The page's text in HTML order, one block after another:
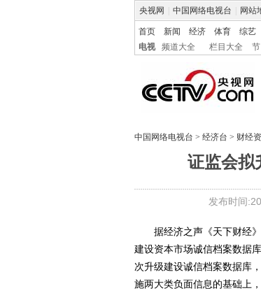
央视网 中国网络电视台 网站
首页 新闻 经济 体育 综艺
电视
频道大全 栏目大全
中国网络电视台 > 经济台 > 财经
证监会拟
发布时间
据经济之声《天下财经》
建设资本市场诚信档案数据
次升级建设诚信档案数据库
施两大类负面信息的基础上